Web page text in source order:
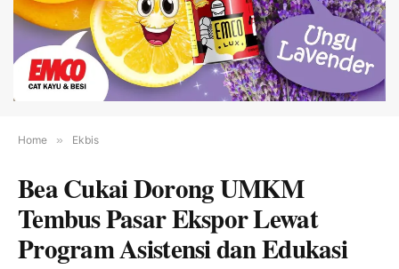
Home » Ekbis
Bea Cukai Dorong UMKM
Tembus Pasar Ekspor Lewat
Program Asistensi dan Edukasi